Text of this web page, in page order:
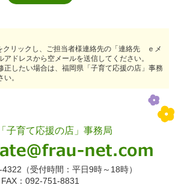
クリックし、ご担当者様連絡先の「連絡先 ｅメ
ドレスから空メールを送信してください。
正したい場合は、福岡県「子育て応援の店」事務
。
子育て応援の店」事務局
（受付時間：平日9時～18時）
FAX：092-751-8831